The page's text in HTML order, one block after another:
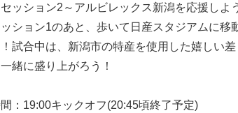
セッション2～アルビレックス新潟を応援しよ
ション1のあと、歩いて日産スタジアムに
！試合中は、新潟市の特産を使用した嬉しい
緒に盛り上がろう！
：19:00キックオフ(20:45頃終了予定)